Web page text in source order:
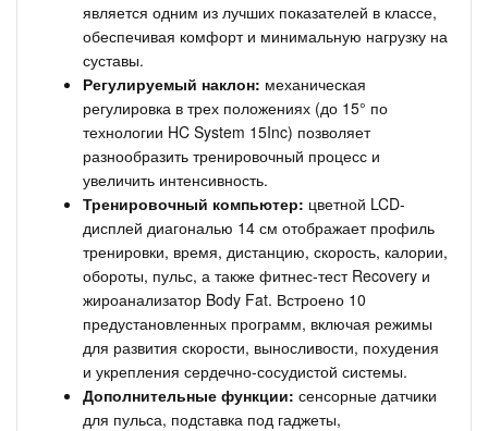
является одним из лучших показателей в классе,
обеспечивая комфорт и минимальную нагрузку на
суставы.
Регулируемый наклон: механическая
регулировка в трех положениях (до 15° по
технологии HC System 15Inc) позволяет
разнообразить тренировочный процесс и
увеличить интенсивность.
Тренировочный компьютер: цветной LCD-
дисплей диагональю 14 см отображает профиль
тренировки, время, дистанцию, скорость, калории,
обороты, пульс, а также фитнес-тест Recovery и
жироанализатор Body Fat. Встроено 10
предустановленных программ, включая режимы
для развития скорости, выносливости, похудения
и укрепления сердечно-сосудистой системы.
Дополнительные функции: сенсорные датчики
для пульса, подставка под гаджеты,